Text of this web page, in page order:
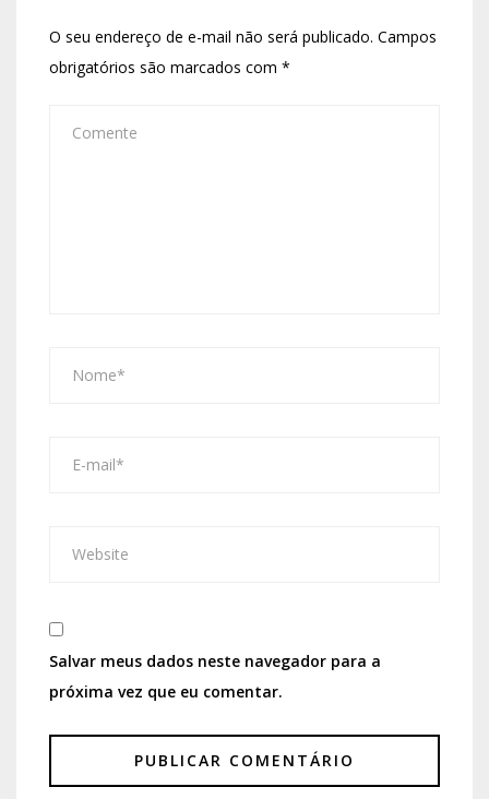
O seu endereço de e-mail não será publicado. Campos
obrigatórios são marcados com *
Salvar meus dados neste navegador para a
próxima vez que eu comentar.